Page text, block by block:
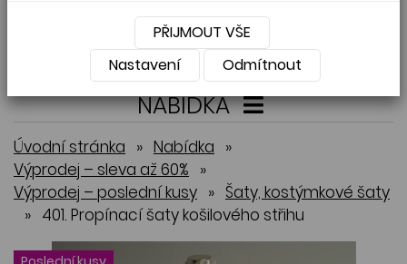
XXL,ČESKÁ VÝROBA
Přihlásit Košík 0
NABÍDKA
Úvodní stránka » Nabídka »
Výprodej – sleva až 60% »
Výprodej – poslední kusy » Šaty, kostýmkové šaty
» 401. Propínací šaty košilového střihu
PŘIJMOUT VŠE
Nastavení
Odmítnout